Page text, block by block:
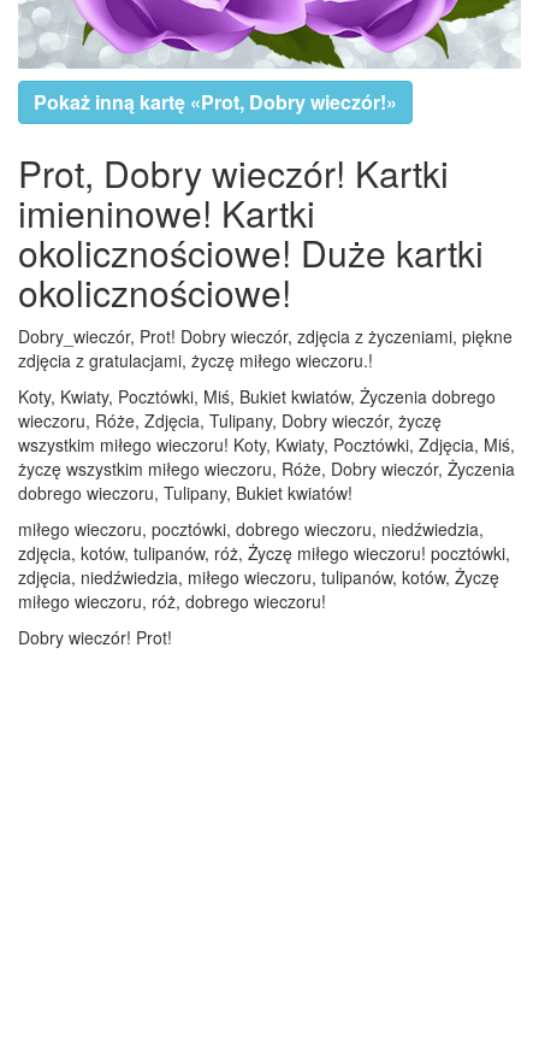
Pokaż inną kartę «Prot, Dobry wieczór!»
Prot, Dobry wieczór! Kartki
imieninowe! Kartki
okolicznościowe! Duże kartki
okolicznościowe!
Dobry_wieczór, Prot! Dobry wieczór, zdjęcia z życzeniami, piękne
zdjęcia z gratulacjami, życzę miłego wieczoru.!
Koty, Kwiaty, Pocztówki, Miś, Bukiet kwiatów, Życzenia dobrego
wieczoru, Róże, Zdjęcia, Tulipany, Dobry wieczór, życzę
wszystkim miłego wieczoru! Koty, Kwiaty, Pocztówki, Zdjęcia, Miś,
życzę wszystkim miłego wieczoru, Róże, Dobry wieczór, Życzenia
dobrego wieczoru, Tulipany, Bukiet kwiatów!
miłego wieczoru, pocztówki, dobrego wieczoru, niedźwiedzia,
zdjęcia, kotów, tulipanów, róż, Życzę miłego wieczoru! pocztówki,
zdjęcia, niedźwiedzia, miłego wieczoru, tulipanów, kotów, Życzę
miłego wieczoru, róż, dobrego wieczoru!
Dobry wieczór! Prot!